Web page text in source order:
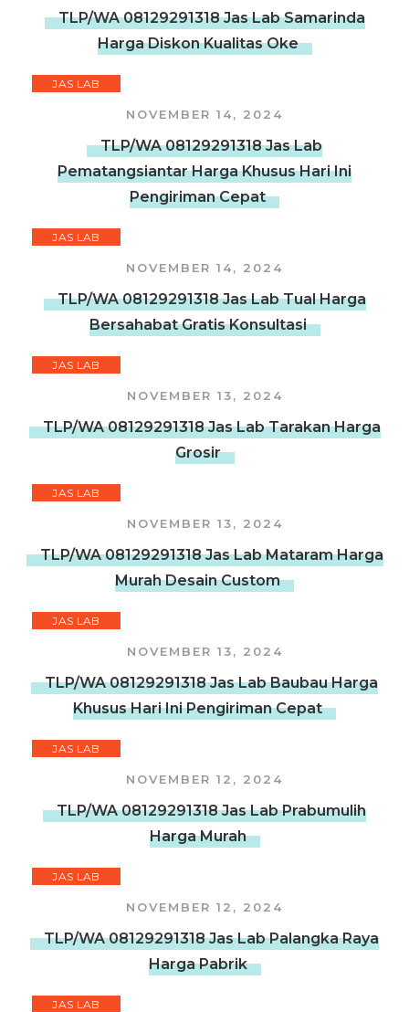
TLP/WA 08129291318 Jas Lab Samarinda
Harga Diskon Kualitas Oke
JAS LAB
NOVEMBER 14, 2024
TLP/WA 08129291318 Jas Lab
Pematangsiantar Harga Khusus Hari Ini
Pengiriman Cepat
JAS LAB
NOVEMBER 14, 2024
TLP/WA 08129291318 Jas Lab Tual Harga
Bersahabat Gratis Konsultasi
JAS LAB
NOVEMBER 13, 2024
TLP/WA 08129291318 Jas Lab Tarakan Harga
Grosir
JAS LAB
NOVEMBER 13, 2024
TLP/WA 08129291318 Jas Lab Mataram Harga
Murah Desain Custom
JAS LAB
NOVEMBER 13, 2024
TLP/WA 08129291318 Jas Lab Baubau Harga
Khusus Hari Ini Pengiriman Cepat
JAS LAB
NOVEMBER 12, 2024
TLP/WA 08129291318 Jas Lab Prabumulih
Harga Murah
JAS LAB
NOVEMBER 12, 2024
TLP/WA 08129291318 Jas Lab Palangka Raya
Harga Pabrik
JAS LAB